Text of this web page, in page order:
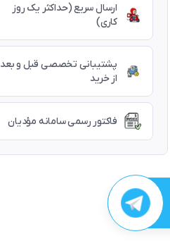
ارسال سریع (حداکثر یک روز
کاری)
پشتیبانی تخصصی قبل و بعد
از خرید
فاکتور رسمی سامانه مؤدیان